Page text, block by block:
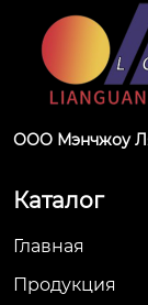
ООО Мэнчжоу
Каталог
Главная
Продукция